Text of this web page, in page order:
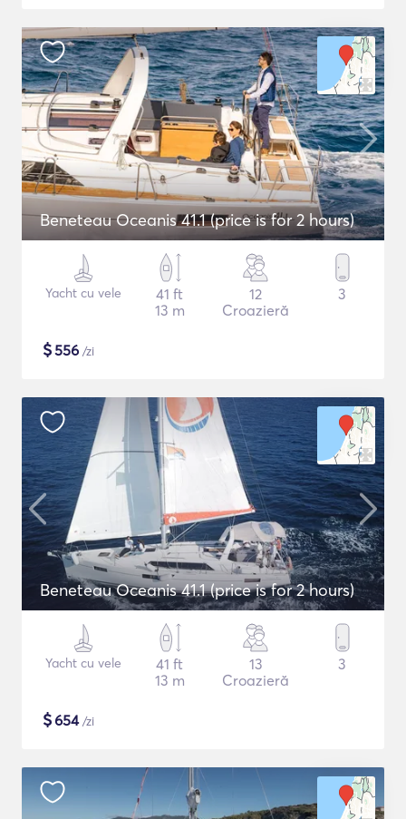
Beneteau Oceanis 41.1 (price is for 2 hours)
Yacht cu vele
41 ft
13 m
12
Croazieră
3
$556 /zi
Beneteau Oceanis 41.1 (price is for 2 hours)
Yacht cu vele
41 ft
13 m
13
Croazieră
3
$654/zi